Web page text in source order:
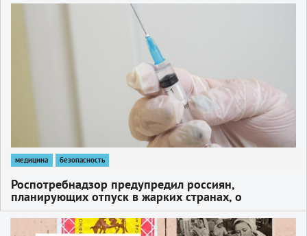
медицина безопасность
Роспотребнадзор предупредил россиян,
планирующих отпуск в жарких странах, о
необходимости вакцинации против жёлтой
лихорадки